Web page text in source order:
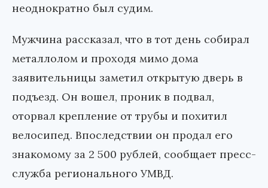
неоднократно был судим.
Мужчина рассказал, что в тот день собирал
металлолом и проходя мимо дома
заявительницы заметил открытую дверь в
подъезд. Он вошел, проник в подвал,
оторвал крепление от трубы и похитил
велосипед. Впоследствии он продал его
знакомому за 2 500 рублей, сообщает пресс-
служба регионального УМВД.